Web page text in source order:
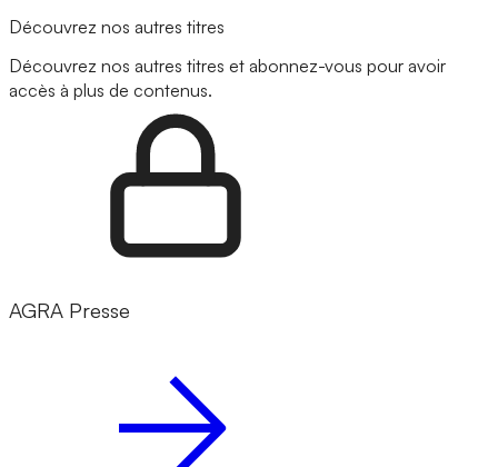
Découvrez nos autres titres
Découvrez nos autres titres et abonnez-vous pour avoir
accès à plus de contenus.
AGRA Presse